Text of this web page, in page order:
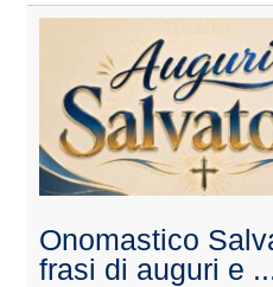
Onomastico
frasi di auguri e